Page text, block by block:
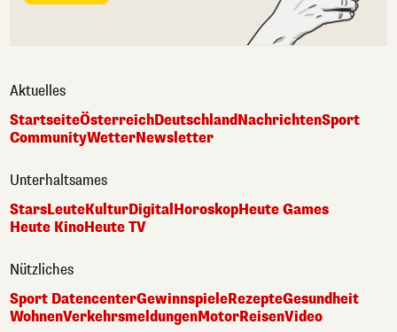
Aktuelles
StartseiteÖsterreichDeutschlandNachrichtenSport
CommunityWetterNewsletter
Unterhaltsames
StarsLeuteKulturDigitalHoroskopHeute Games
Heute KinoHeute TV
Nützliches
Sport DatencenterGewinnspieleRezepteGesundheit
WohnenVerkehrsmeldungenMotorReisenVideo